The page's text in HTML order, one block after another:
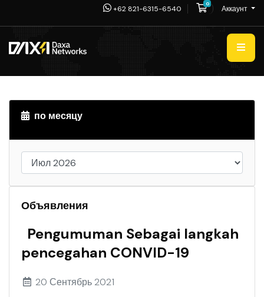
+62 821-6315-6540
0
КорзинаАккаунт
по месяцу
Объявления
Pengumuman Sebagai langkah
pencegahan CONVID-19
20 Сентябрь 2021